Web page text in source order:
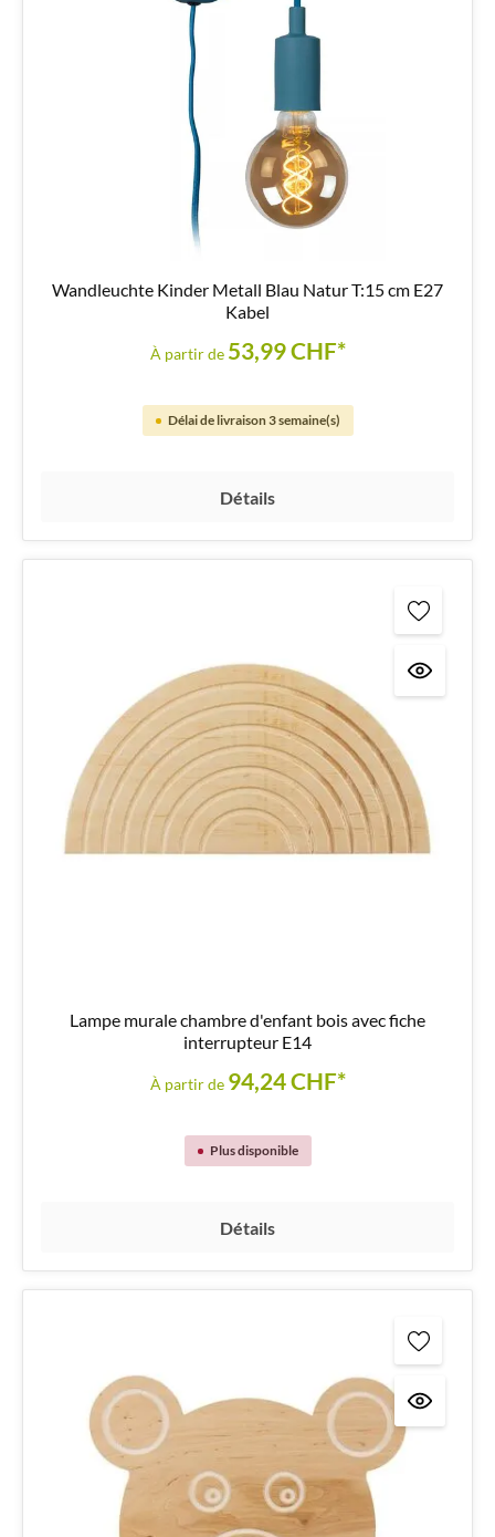
Wandleuchte Kinder Metall Blau Natur T:15 cm E27
Kabel
À partir de 53,99 CHF*
Délai de livraison 3 semaine(s)
Détails
Lampe murale chambre d'enfant bois avec fiche
interrupteur E14
À partir de 94,24 CHF*
Plus disponible
Détails